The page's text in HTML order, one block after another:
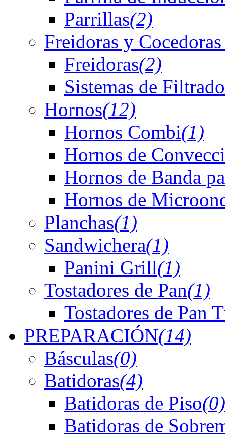
Parrillas(2)
Freidoras y Cocedoras
Freidoras(2)
Sistemas de Filtrado
Hornos(12)
Hornos Combi(1)
Hornos de
Hornos de Banda
Hornos de
Planchas(1)
Sandwichera(1)
Panini Grill(1)
Tostadores de Pan(1)
Tostadores de Pan
PREPARACIÓN(14)
Básculas(0)
Batidoras(4)
Batidoras de Piso(0)
Batidoras de